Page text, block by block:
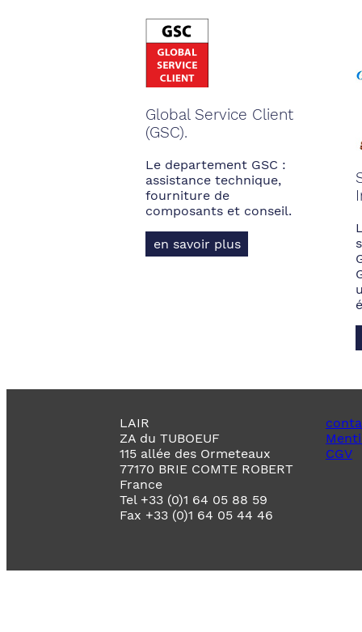
Global Service Client
(GSC).
Le departement GSC :
assistance technique,
fourniture de
composants et conseil.
en savoir plus
LAIR
ZA du TUBOEUF
115 allée des Ormeteaux
77170 BRIE COMTE ROBERT
France
Tel +33 (0)1 64 05 88 59
Fax +33 (0)1 64 05 44 46
CGV